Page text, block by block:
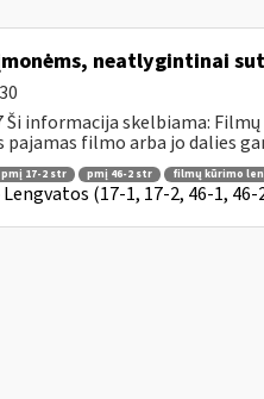
neatlygintinai
Ši informacija skelbiama:
filmo arba jo dalies
pmį 17-2 str pmį 46-2 str filmų kūrimo
(17-1, 17-2, 46-1,